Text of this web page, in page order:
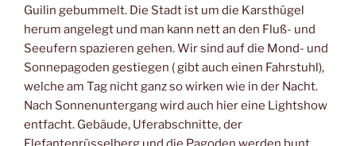
Guilin gebummelt. Die Stadt ist um die Karsthügel
herum angelegt und man kann nett an den Fluß- und
Seeufern spazieren gehen. Wir sind auf die Mond- und
Sonnepagoden gestiegen ( gibt auch einen Fahrstuhl),
welche am Tag nicht ganz so wirken wie in der Nacht.
Nach Sonnenuntergang wird auch hier eine Lightshow
entfacht. Gebäude, Uferabschnitte, der